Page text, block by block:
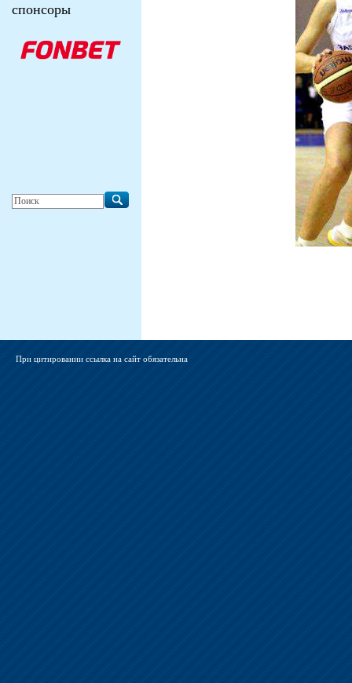
спонсоры
При цитировании ссылка на сайт обязательна